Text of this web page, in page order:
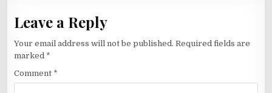
Leave a Reply
Your email address will not be published. Required fields are
marked *
Comment *